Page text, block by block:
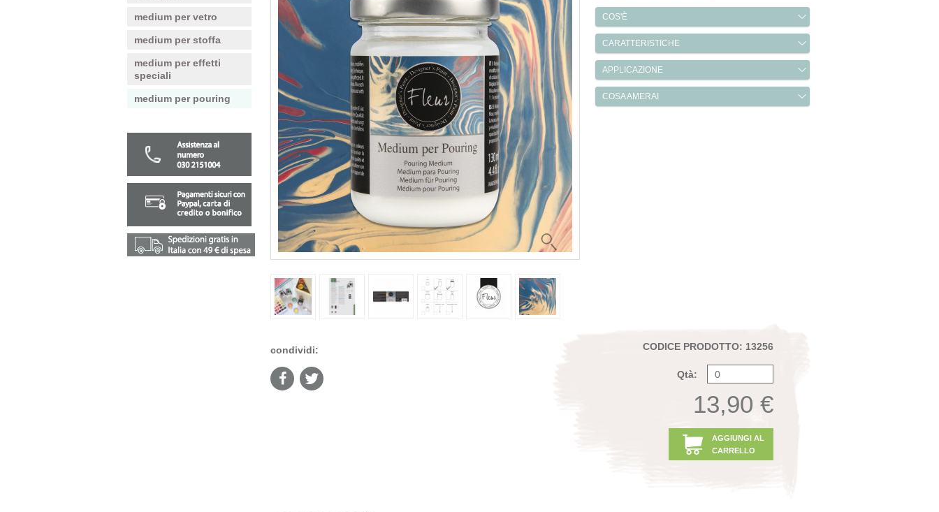
medium per vetro
medium per stoffa
medium per effetti
speciali
medium per pouring
COS'È
CARATTERISTICHE
APPLICAZIONE
COSA AMERAI
CODICE PRODOTTO: 13256
Qtà:
13,90 €
AGGIUNGI AL
CARRELLO
condividi: